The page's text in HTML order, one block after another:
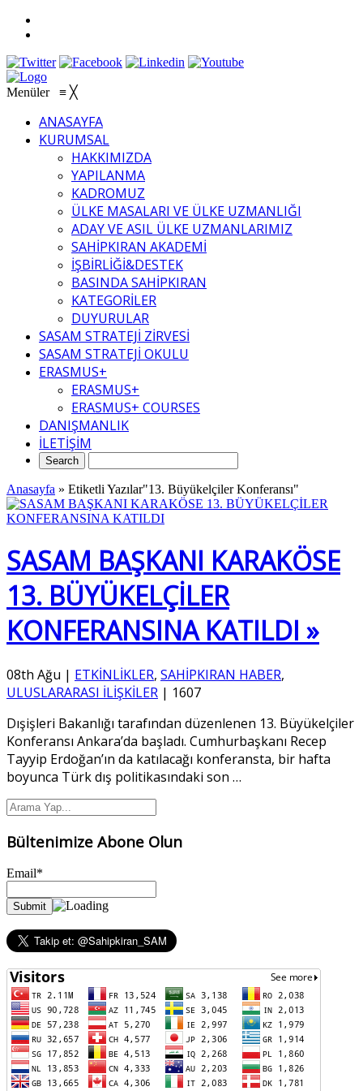
Menüler ≡ ╳
ANASAYFA
KURUMSAL
HAKKIMIZDA
YAPILANMA
KADROMUZ
ÜLKE MASALARI VE ÜLKE UZMANLIĞI
ADAY VE ASIL ÜLKE UZMANLARIMIZ
SAHİPKIRAN AKADEMİ
İŞBİRLİĞİ&DESTEK
BASINDA SAHİPKIRAN
KATEGORİLER
DUYURULAR
SASAM STRATEJİ ZİRVESİ
SASAM STRATEJİ OKULU
ERASMUS+
ERASMUS+
ERASMUS+ COURSES
DANIŞMANLIK
İLETİŞİM
Anasayfa » Etiketli Yazılar"13. Büyükelçiler Konferansı"
SASAM BAŞKANI KARAKÖSE
13. BÜYÜKELÇİLER
KONFERANSINA KATILDI »
08th Ağu | ETKİNLİKLER, SAHİPKIRAN HABER,
ULUSLARARASI İLİŞKİLER | 1607
Dışişleri Bakanlığı tarafından düzenlenen 13. Büyükelçiler
Konferansı Ankara’da başladı. Cumhurbaşkanı Recep
Tayyip Erdoğan’ın da katılacağı konferansta, bir hafta
boyunca Türk dış politikasındaki son …
Bültenimize Abone Olun
Email*